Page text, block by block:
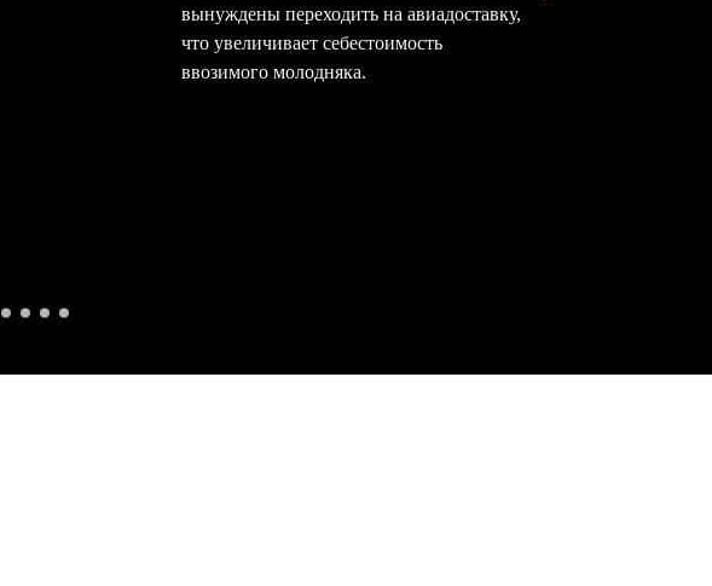
вынуждены переходить на авиадоставку,
что увеличивает себестоимость
ввозимого молодняка.